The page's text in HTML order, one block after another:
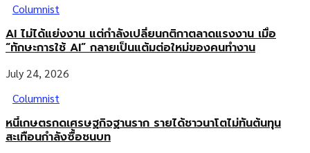
Columnist
AI ไม่ได้แย่งงาน แต่กำลังเปลี่ยนกติกาตลาดแรงงาน เมื่อ
“ทักษะการใช้ AI” กลายเป็นแต้มต่อใหม่ของคนทำงาน
July 24, 2026
Columnist
หนี้เกษตรกดเศรษฐกิจฐานราก รายได้ชาวนาโตไม่ทันต้นทุน
สะเทือนกำลังซื้อชนบท